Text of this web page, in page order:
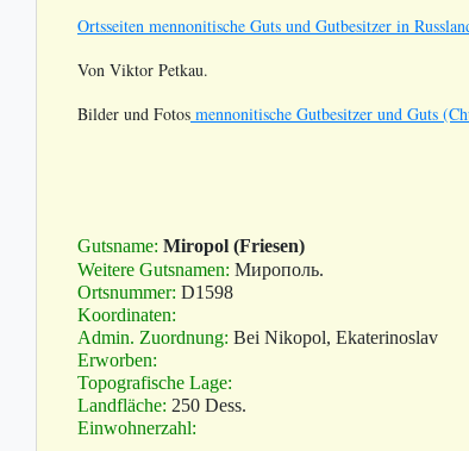
Ortsseiten mennonitische Guts und Gutbesitzer in
Von Viktor Petkau.
Bilder und Fotos mennonitische Gutbesitzer und Guts
Gutsname: Miropol (Friesen)
Weitere Gutsnamen: Мирополь.
Ortsnummer: D1598
Koordinaten:
Admin. Zuordnung: Bei Nikopol, Ekaterinoslav
Erworben:
Topografische Lage:
Landfläche: 250 Dess.
Einwohnerzahl: